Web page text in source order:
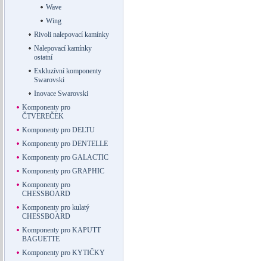
Wave
Wing
Rivoli nalepovací kamínky
Nalepovací kamínky
ostatní
Exkluzívní komponenty
Swarovski
Inovace Swarovski
Komponenty pro
ČTVEREČEK
Komponenty pro DELTU
Komponenty pro DENTELLE
Komponenty pro GALACTIC
Komponenty pro GRAPHIC
Komponenty pro
CHESSBOARD
Komponenty pro kulatý
CHESSBOARD
Komponenty pro KAPUTT
BAGUETTE
Komponenty pro KYTIČKY